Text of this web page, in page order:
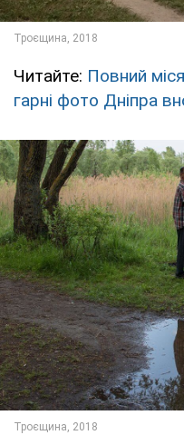
Читайте: Повний
гарні фото Дніпра